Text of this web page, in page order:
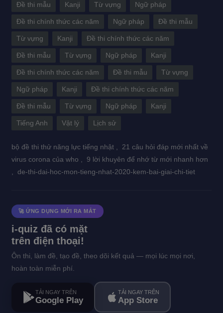
Đề thi mẫu Kanji Từ vựng Ngữ pháp
Đề thi chính thức các năm Ngữ pháp Đề thi mẫu
Từ vựng Kanji Đề thi chính thức các năm
Đề thi mẫu Từ vựng Ngữ pháp Kanji
Đề thi chính thức các năm Đề thi mẫu Từ vựng
Ngữ pháp Kanji Đề thi chính thức các năm
Đề thi mẫu Từ vựng Ngữ pháp Kanji
Tiếng Anh Vật lý Lịch sử
bộ đề thi thử năng lực tiếng nhật ,
21 câu hỏi đáp mới nhất về
virus corona của who ,
9 lời khuyên để nhớ từ mới nhanh hơn
de-thi-dai-hoc-mon-tieng-nhat-2020-kem-bai-giai-chi-tiet
🚀 ỨNG DỤNG MỚI RA MẮT
i-quiz đã có mặt
trên điện thoại!
Ôn thi, làm đề, tạo đề, theo dõi kết quả — mọi lúc mọi nơi,
hoàn toàn miễn phí.
TẢI NGAY TRÊN
Google Play
TẢI NGAY TRÊN
App Store